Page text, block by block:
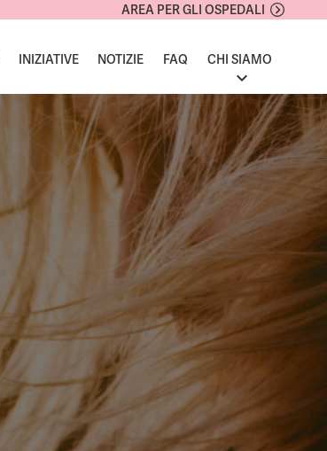
AREA PER GLI OSPEDALI
INIZIATIVE NOTIZIE FAQ CHI SIAMO